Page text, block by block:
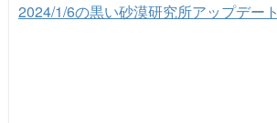
2024/1/6の黒い砂漠研究所アップデート